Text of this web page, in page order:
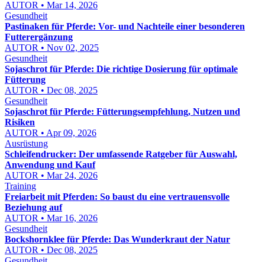
AUTOR • Mar 14, 2026
Gesundheit
Pastinaken für Pferde: Vor- und Nachteile einer besonderen
Futterergänzung
AUTOR • Nov 02, 2025
Gesundheit
Sojaschrot für Pferde: Die richtige Dosierung für optimale
Fütterung
AUTOR • Dec 08, 2025
Gesundheit
Sojaschrot für Pferde: Fütterungsempfehlung, Nutzen und
Risiken
AUTOR • Apr 09, 2026
Ausrüstung
Schleifendrucker: Der umfassende Ratgeber für Auswahl,
Anwendung und Kauf
AUTOR • Mar 24, 2026
Training
Freiarbeit mit Pferden: So baust du eine vertrauensvolle
Beziehung auf
AUTOR • Mar 16, 2026
Gesundheit
Bockshornklee für Pferde: Das Wunderkraut der Natur
AUTOR • Dec 08, 2025